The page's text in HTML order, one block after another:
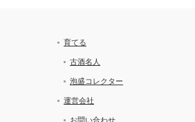
育てる
古酒名人
泡盛コレクター
運営会社
お問い合わせ